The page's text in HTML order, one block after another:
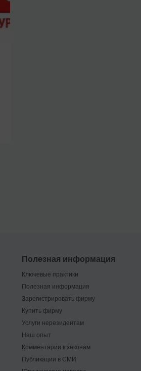
Полезная информация
Ключевые практики
Полезная информация
Зарегистрировать фирму
Купить фирму
Услуги нерезидентам
Наш опыт
Комментарии к законам
Публикации в СМИ